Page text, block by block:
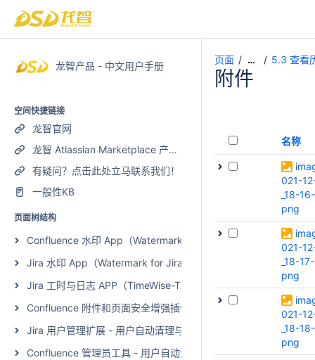
龙智产品 - 中文用户手册
空间快捷链接
龙智官网
龙智 Atlassian Marketplace 产品列表
有疑问？点击此处立马联系我们！
一般性KB
页面树结构
Confluence 水印 App（Watermark for Confluence）
Jira 水印 App（Watermark for Jira）
Jira 工时与日志 APP（TimeWise-Timesheets with Plan and
Confluence 附件和页面安全增强插件（Page and Attachment
Jira 用户管理扩展 - 用户自动清理与激活（User Management
Confluence 管理员工具 - 用户自动清理与激活（Admin Toolkit
页面 … 5.3 查看
附件
名称
021-
_18-
png
021-
_18-
png
021-
_18-
png